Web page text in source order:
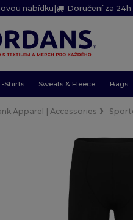
nabídku| Doručení za 24h
Shirts Sweats & Fleece Bags
Apparel | Accessories